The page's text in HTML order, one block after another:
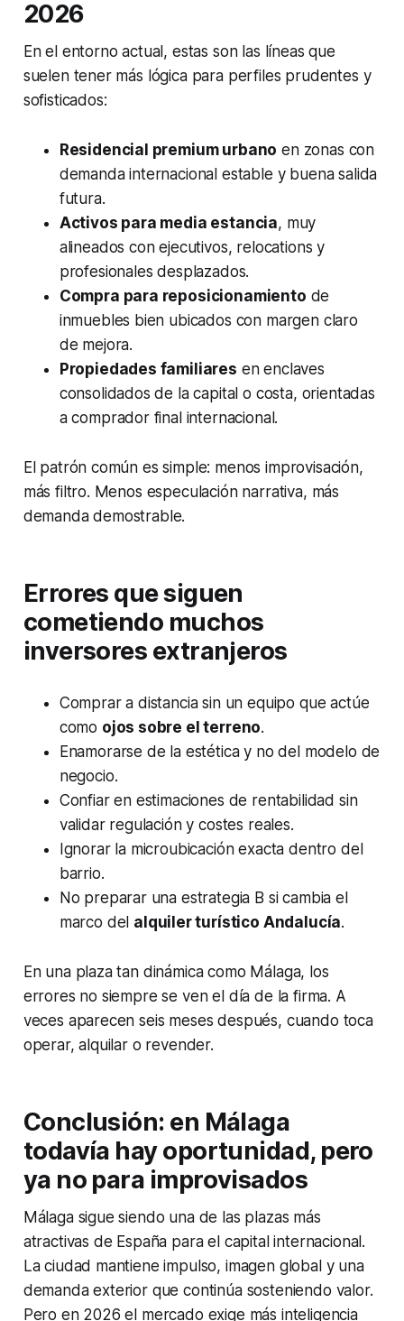
2026
En el entorno actual, estas son las líneas que
suelen tener más lógica para perfiles prudentes y
sofisticados:
Residencial premium urbano en zonas con
demanda internacional estable y buena salida
futura.
Activos para media estancia, muy
alineados con ejecutivos, relocations y
profesionales desplazados.
Compra para reposicionamiento de
inmuebles bien ubicados con margen claro
de mejora.
Propiedades familiares en enclaves
consolidados de la capital o costa, orientadas
a comprador final internacional.
El patrón común es simple: menos improvisación,
más filtro. Menos especulación narrativa, más
demanda demostrable.
Errores que siguen
cometiendo muchos
inversores extranjeros
Comprar a distancia sin un equipo que actúe
como ojos sobre el terreno.
Enamorarse de la estética y no del modelo de
negocio.
Confiar en estimaciones de rentabilidad sin
validar regulación y costes reales.
Ignorar la microubicación exacta dentro del
barrio.
No preparar una estrategia B si cambia el
marco del alquiler turístico Andalucía.
En una plaza tan dinámica como Málaga, los
errores no siempre se ven el día de la firma. A
veces aparecen seis meses después, cuando toca
operar, alquilar o revender.
Conclusión: en Málaga
todavía hay oportunidad, pero
ya no para improvisados
Málaga sigue siendo una de las plazas más
atractivas de España para el capital internacional.
La ciudad mantiene impulso, imagen global y una
demanda exterior que continúa sosteniendo valor.
Pero en 2026 el mercado exige más inteligencia